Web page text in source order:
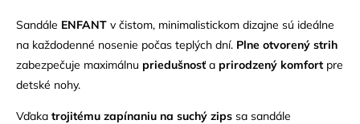
Sandále ENFANT v čistom, minimalistickom dizajne sú ideálne
na každodenné nosenie počas teplých dní. Plne otvorený strih
zabezpečuje maximálnu priedušnosť a prirodzený komfort pre
detské nohy.
Vďaka trojitému zapínaniu na suchý zips sa sandále